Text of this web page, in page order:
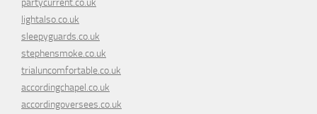
partycurrent.co.uk
lightalso.co.uk
sleepyguards.co.uk
stephensmoke.co.uk
trialuncomfortable.co.uk
accordingchapel.co.uk
accordingoversees.co.uk